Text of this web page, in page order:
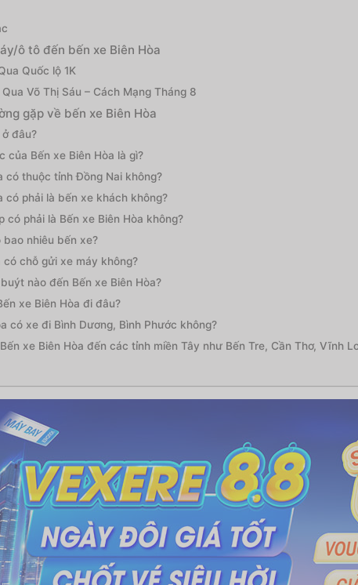
ô tô đến bến xe Biên Hòa
Quốc lộ 1K
Võ Thị Sáu – Cách Mạng Tháng 8
gặp về bến xe Biên Hòa
đâu?
của Bến xe Biên Hòa là gì?
có thuộc tỉnh Đồng Nai không?
có phải là bến xe khách không?
có phải là Bến xe Biên Hòa không?
bao nhiêu bến xe?
có chỗ gửi xe máy không?
nào đến Bến xe Biên Hòa?
xe Biên Hòa đi đâu?
có xe đi Bình Dương, Bình Phước không?
xe Biên Hòa đến các tỉnh miền Tây như Bến Tre, Cần Thơ, Vĩnh